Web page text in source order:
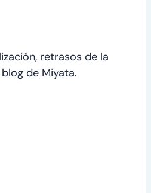
retrasos de la
de Miyata.